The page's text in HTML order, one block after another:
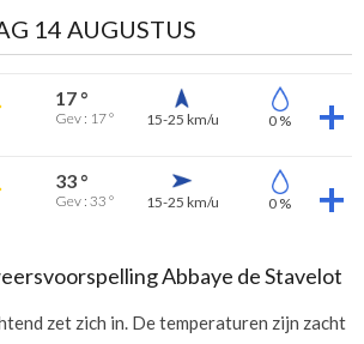
14 AUGUSTUS
17 °
Gev : 17 ° 15-25 km/u 0 %
33 °
Gev : 33 ° 15-25 km/u 0 %
Abbaye de Stavelot
zet zich in. De temperaturen zijn zacht